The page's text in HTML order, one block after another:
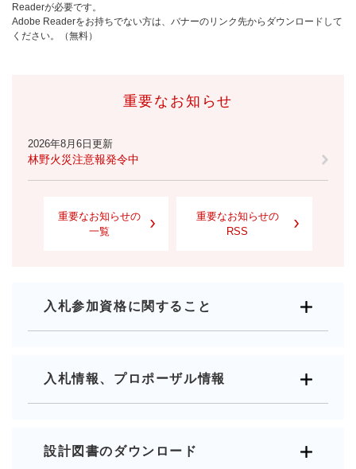
Readerが必要です。
Adobe Readerをお持ちでない方は、バナーのリンク先からダウンロードして
ください。（無料）
重要なお知らせ
2026年8月6日更新
林野火災注意報発令中
重要なお知らせの
一覧
重要なお知らせの
RSS
入札参加資格に関すること
入札情報、プロポーザル情報
設計図書のダウンロード